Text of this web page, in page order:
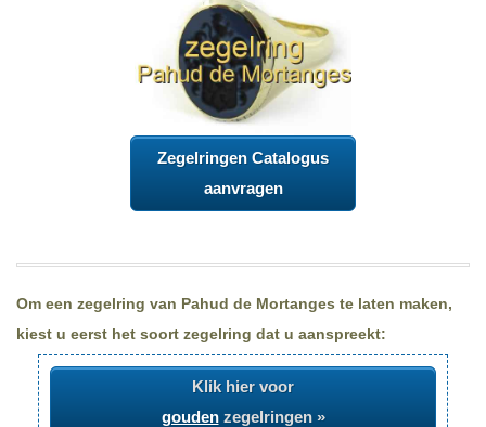
Zegelringen Catalogus
aanvragen
Om een zegelring van Pahud de Mortanges te laten maken,
kiest u eerst het soort zegelring dat u aanspreekt:
Klik hier voor
goudenzegelringen »